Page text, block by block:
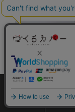
商品をさがす
サイズ